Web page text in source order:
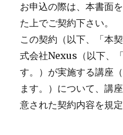
お申込の際は、本書面
た上でご契約下さい。
この契約（以下、「本
式会社Nexus（以下、
す。）が実施する講座
ます。）について、講
意された契約内容を規定